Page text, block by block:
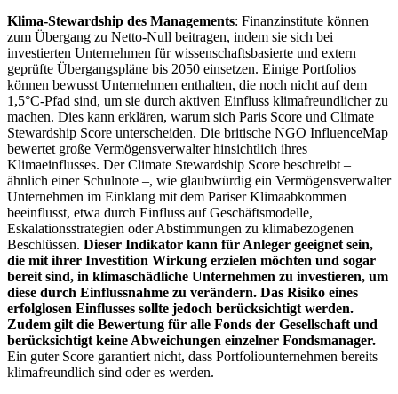
Klima-Stewardship des Managements: Finanzinstitute können
zum Übergang zu Netto-Null beitragen, indem sie sich bei
investierten Unternehmen für wissenschaftsbasierte und extern
geprüfte Übergangspläne bis 2050 einsetzen. Einige Portfolios
können bewusst Unternehmen enthalten, die noch nicht auf dem
1,5°C-Pfad sind, um sie durch aktiven Einfluss klimafreundlicher zu
machen. Dies kann erklären, warum sich Paris Score und Climate
Stewardship Score unterscheiden. Die britische NGO InfluenceMap
bewertet große Vermögensverwalter hinsichtlich ihres
Klimaeinflusses. Der Climate Stewardship Score beschreibt –
ähnlich einer Schulnote –, wie glaubwürdig ein Vermögensverwalter
Unternehmen im Einklang mit dem Pariser Klimaabkommen
beeinflusst, etwa durch Einfluss auf Geschäftsmodelle,
Eskalationsstrategien oder Abstimmungen zu klimabezogenen
Beschlüssen. Dieser Indikator kann für Anleger geeignet sein,
die mit ihrer Investition Wirkung erzielen möchten und sogar
bereit sind, in klimaschädliche Unternehmen zu investieren, um
diese durch Einflussnahme zu verändern. Das Risiko eines
erfolglosen Einflusses sollte jedoch berücksichtigt werden.
Zudem gilt die Bewertung für alle Fonds der Gesellschaft und
berücksichtigt keine Abweichungen einzelner Fondsmanager.
Ein guter Score garantiert nicht, dass Portfoliounternehmen bereits
klimafreundlich sind oder es werden.